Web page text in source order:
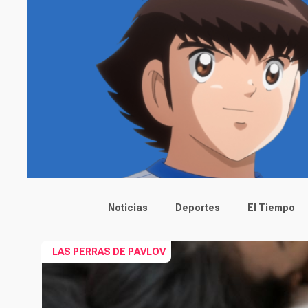
Main menu
Noticias Deportes El Tiempo
LAS PERRAS DE PAVLOV